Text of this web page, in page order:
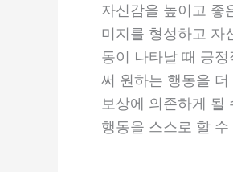
자신감을 높이고 좋
미지를 형성하고 자
동이 나타날 때 긍
써 원하는 행동을
보상에 의존하게 될
행동을 스스로 할